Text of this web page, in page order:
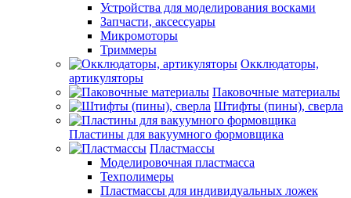
Устройства для моделирования восками
Запчасти, аксессуары
Микромоторы
Триммеры
Окклюдаторы,
артикуляторы
Паковочные материалы
Штифты (пины), сверла
Пластины для вакуумного формовщика
Пластмассы
Моделировочная пластмасса
Техполимеры
Пластмассы для индивидуальных ложек